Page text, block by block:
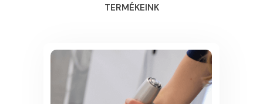
TERMÉKEINK